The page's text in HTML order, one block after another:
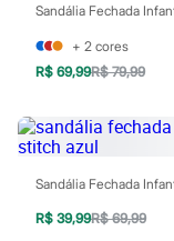
Saídas de praia
Personagens
Plus size
Blusas e Camisetas
Casacos e Jaquetas
Jeans
Moda esportiva
Shorts e Saias
Vestidos
Masculino
+ 2 cores
R$ 69,99R$ 79,99
R$ 39,99R$ 69,99